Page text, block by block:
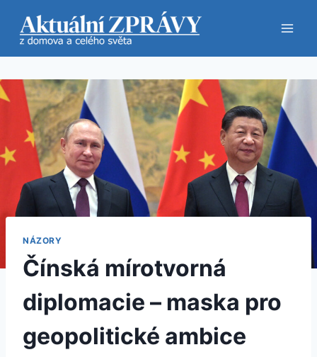
obsah
NÁZORY
Čínská mírotvorná
diplomacie – maska ​​pro
geopolitické ambice